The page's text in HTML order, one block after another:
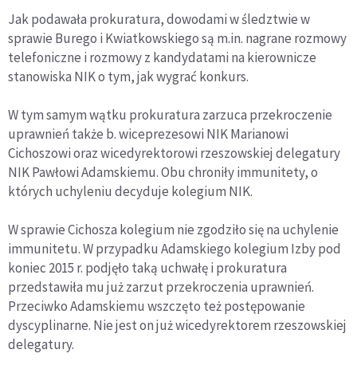
Jak podawała prokuratura, dowodami w śledztwie w
sprawie Burego i Kwiatkowskiego są m.in. nagrane rozmowy
telefoniczne i rozmowy z kandydatami na kierownicze
stanowiska NIK o tym, jak wygrać konkurs.
W tym samym wątku prokuratura zarzuca przekroczenie
uprawnień także b. wiceprezesowi NIK Marianowi
Cichoszowi oraz wicedyrektorowi rzeszowskiej delegatury
NIK Pawłowi Adamskiemu. Obu chroniły immunitety, o
których uchyleniu decyduje kolegium NIK.
W sprawie Cichosza kolegium nie zgodziło się na uchylenie
immunitetu. W przypadku Adamskiego kolegium Izby pod
koniec 2015 r. podjęło taką uchwałę i prokuratura
przedstawiła mu już zarzut przekroczenia uprawnień.
Przeciwko Adamskiemu wszczęto też postępowanie
dyscyplinarne. Nie jest on już wicedyrektorem rzeszowskiej
delegatury.